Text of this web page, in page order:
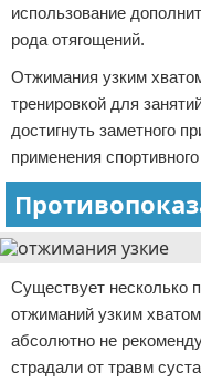
использование
рода отягощений.
Отжимания узким
тренировкой для
достигнуть заметного
применения
Существует несколько
отжиманий узким
абсолютно не
страдали от травм